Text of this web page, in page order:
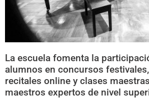
La escuela fomenta la
alumnos en concursos
recitales online y clases
maestros expertos de nivel